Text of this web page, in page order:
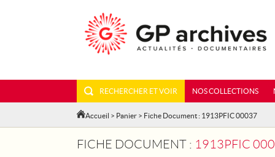
RECHERCHER ET VOIR NOS COLLECTIONS
Accueil > Panier > Fiche Document : 1913PFIC 00037
FICHE DOCUMENT : 1913PFIC